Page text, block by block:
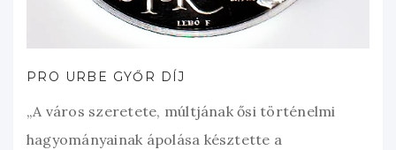
PRO URBE GYŐR DÍJ
„A város szeretete, múltjának ősi történelmi
hagyományainak ápolása késztette a